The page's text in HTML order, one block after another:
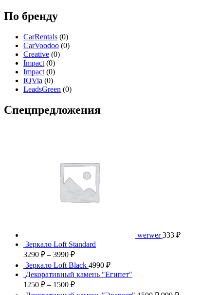
По бренду
CarRentals (0)
CarVoodoo (0)
Creative (0)
Impact (0)
Impact (0)
IQVia (0)
LeadsGreen (0)
Спецпредложения
werwer 333 ₽
Зеркало Loft Standard
3290 ₽ – 3990 ₽
Зеркало Loft Black 4990 ₽
Декоративный камень "Египет"
1250 ₽ – 1500 ₽